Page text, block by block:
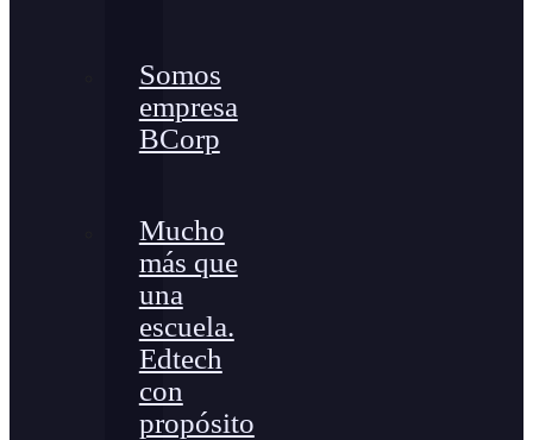
Somos
empresa
BCorp
Mucho
más que
una
escuela.
Edtech
con
propósito